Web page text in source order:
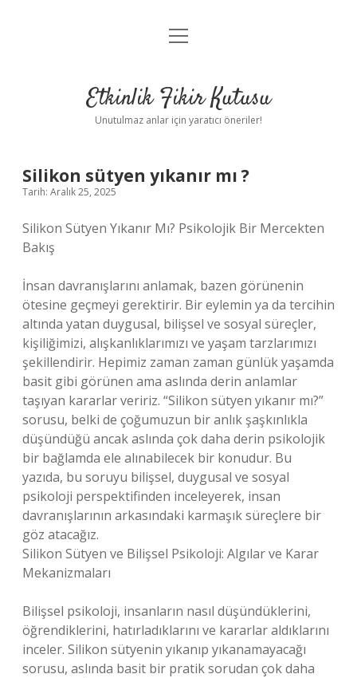
Anasayfa
Yasal Uyarı
menüyü
Etkinlik Fikir Kutusu
Unutulmaz anlar için yaratıcı öneriler!
Silikon sütyen yıkanır mı ?
Tarih: Aralık 25, 2025
Silikon Sütyen Yıkanır Mı? Psikolojik Bir Mercekten
Bakış
İnsan davranışlarını anlamak, bazen görünenin
ötesine geçmeyi gerektirir. Bir eylemin ya da tercihin
altında yatan duygusal, bilişsel ve sosyal süreçler,
kişiliğimizi, alışkanlıklarımızı ve yaşam tarzlarımızı
şekillendirir. Hepimiz zaman zaman günlük yaşamda
basit gibi görünen ama aslında derin anlamlar
taşıyan kararlar veririz. “Silikon sütyen yıkanır mı?”
sorusu, belki de çoğumuzun bir anlık şaşkınlıkla
düşündüğü ancak aslında çok daha derin psikolojik
bir bağlamda ele alınabilecek bir konudur. Bu
yazıda, bu soruyu bilişsel, duygusal ve sosyal
psikoloji perspektifinden inceleyerek, insan
davranışlarının arkasındaki karmaşık süreçlere bir
göz atacağız.
Silikon Sütyen ve Bilişsel Psikoloji: Algılar ve Karar
Mekanizmaları
Bilişsel psikoloji, insanların nasıl düşündüklerini,
öğrendiklerini, hatırladıklarını ve kararlar aldıklarını
inceler. Silikon sütyenin yıkanıp yıkanamayacağı
sorusu, aslında basit bir pratik sorudan çok daha